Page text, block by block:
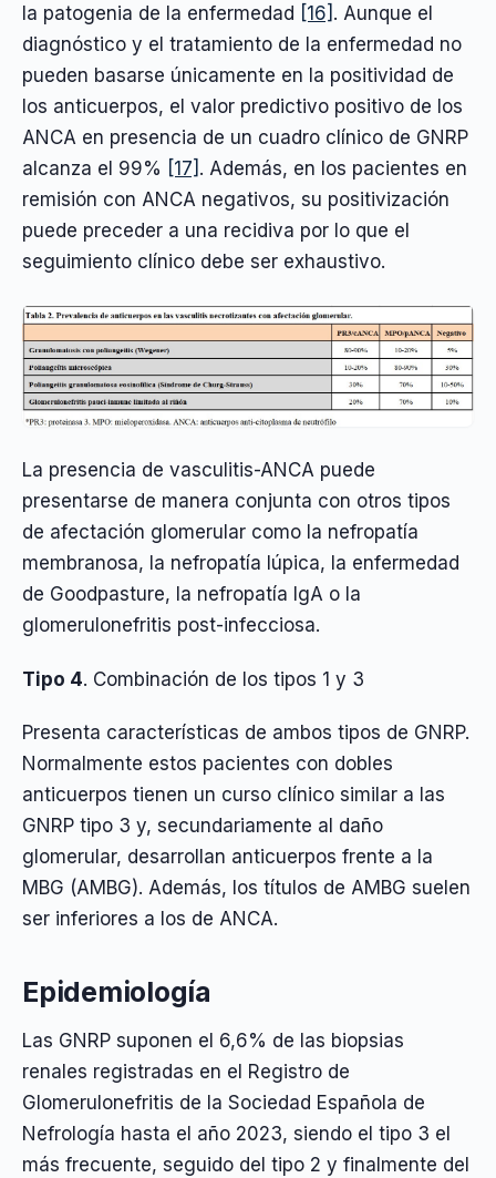
la patogenia de la enfermedad [16] . Aunque el
diagnóstico y el tratamiento de la enfermedad no
pueden basarse únicamente en la positividad de
los anticuerpos, el valor predictivo positivo de los
ANCA en presencia de un cuadro clínico de GNRP
alcanza el 99% [17] . Además, en los pacientes en
remisión con ANCA negativos, su positivización
puede preceder a una recidiva por lo que el
seguimiento clínico debe ser exhaustivo.
La presencia de vasculitis-ANCA puede
presentarse de manera conjunta con otros tipos
de afectación glomerular como la nefropatía
membranosa, la nefropatía lúpica, la enfermedad
de Goodpasture, la nefropatía IgA o la
glomerulonefritis post-infecciosa.
Tipo 4. Combinación de los tipos 1 y 3
Presenta características de ambos tipos de GNRP.
Normalmente estos pacientes con dobles
anticuerpos tienen un curso clínico similar a las
GNRP tipo 3 y, secundariamente al daño
glomerular, desarrollan anticuerpos frente a la
MBG (AMBG). Además, los títulos de AMBG suelen
ser inferiores a los de ANCA.
Epidemiología
Las GNRP suponen el 6,6% de las biopsias
renales registradas en el Registro de
Glomerulonefritis de la Sociedad Española de
Nefrología hasta el año 2023, siendo el tipo 3 el
más frecuente, seguido del tipo 2 y finalmente del